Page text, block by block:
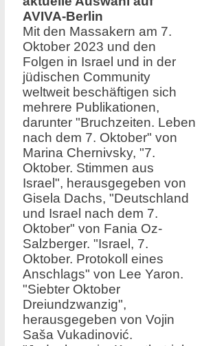
AVIVA-Berlin
Mit den Massakern am 7.
Oktober 2023 und den
Folgen in Israel und in der
jüdischen Community
weltweit beschäftigen sich
mehrere Publikationen,
darunter "Bruchzeiten. Leben
nach dem 7. Oktober" von
Marina Chernivsky, "7.
Oktober. Stimmen aus
Israel", herausgegeben von
Gisela Dachs, "Deutschland
und Israel nach dem 7.
Oktober" von Fania Oz-
Salzberger. "Israel, 7.
Oktober. Protokoll eines
Anschlags" von Lee Yaron.
"Siebter Oktober
Dreiundzwanzig",
herausgegeben von Vojin
Saša Vukadinović.